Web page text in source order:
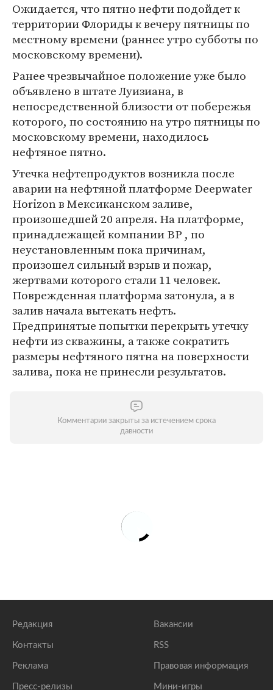
Ожидается, что пятно нефти подойдет к
территории Флориды к вечеру пятницы по
местному времени (раннее утро субботы по
московскому времени).
Ранее чрезвычайное положение уже было
объявлено в штате Луизиана, в
непосредственной близости от побережья
которого, по состоянию на утро пятницы по
московскому времени, находилось
нефтяное пятно.
Утечка нефтепродуктов возникла после
аварии на нефтяной платформе Deepwater
Horizon в Мексиканском заливе,
произошедшей 20 апреля. На платформе,
принадлежащей компании BP , по
неустановленным пока причинам,
произошел сильный взрыв и пожар,
жертвами которого стали 11 человек.
Поврежденная платформа затонула, а в
залив начала вытекать нефть.
Предпринятые попытки перекрыть утечку
нефти из скважины, а также сократить
размеры нефтяного пятна на поверхности
залива, пока не принесли результатов.
Комментарии закрыты за истечением срока
давности
Редакция
Контакты
Реклама
Пресс-релизы
Вакансии
RSS
Правовая информация
Мини-игры